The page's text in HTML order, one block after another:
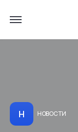
Н НОВОСТИ